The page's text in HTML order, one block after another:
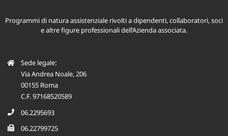
Programmi di natura assistenziale rivolti a dipendenti, collaboratori, soci
Sede legale:
Via Andrea Noale, 206
00155 Roma
C.F. 97168520589
06.2295693